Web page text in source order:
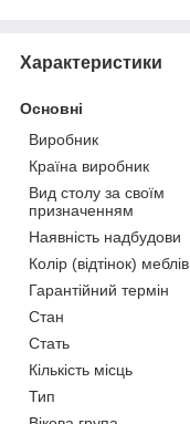
Характеристики
Основні
Виробник
Країна виробник
Вид столу за своїм
призначенням
Наявність надбудови
Колір (відтінок) меблів
Гарантійний термін
Стан
Стать
Кількість місць
Тип